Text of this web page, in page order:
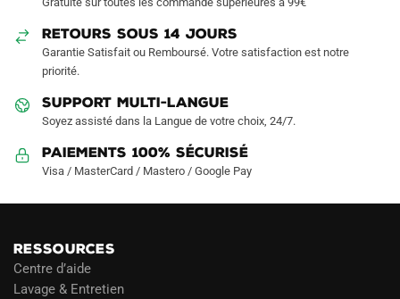
choisies
sur
page
produit
la
RETOURS SOUS 14 JOURS
Garantie Satisfait ou Remboursé. Votre satisfaction est notre
priorité.
SUPPORT MULTI-LANGUE
Soyez assisté dans la Langue de votre choix, 24/7.
Paiements 100% Sécurisé
Visa / MasterCard / Mastero / Google Pay
RESSOURCES
Centre d’aide
Lavage & Entretien